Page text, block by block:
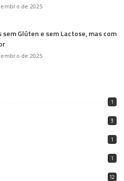
de 2025
sem Glúten e sem Lactose, mas com
de 2025
1
3
1
1
12